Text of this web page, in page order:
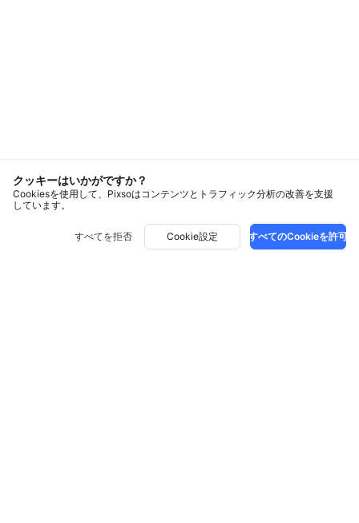
クッキーはいかがですか？
Cookiesを使用して、Pixsoはコンテンツとトラフィック分析の改善を支援
しています。
すべてを拒否 Cookie設定 すべてのCookieを許可